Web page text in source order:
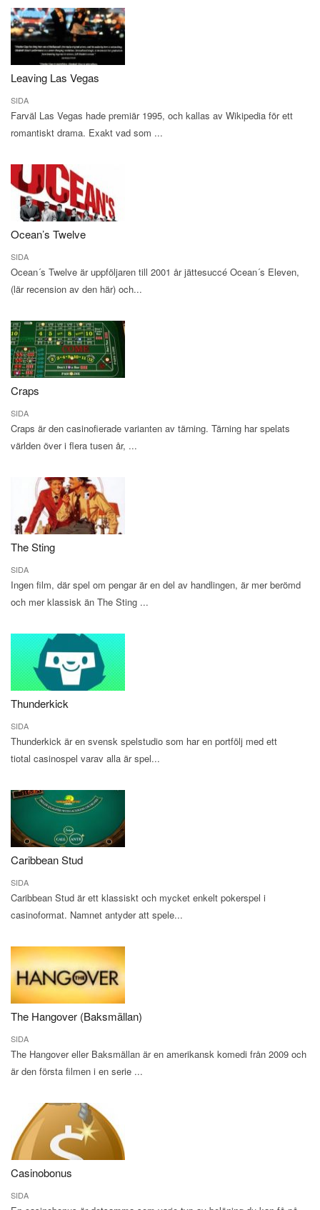
Leaving Las Vegas
SIDA
Farväl Las Vegas hade premiär 1995, och kallas av Wikipedia för ett
romantiskt drama. Exakt vad som ...
Ocean’s Twelve
SIDA
Ocean´s Twelve är uppföljaren till 2001 år jättesuccé Ocean´s Eleven,
(lär recension av den här) och...
Craps
SIDA
Craps är den casinofierade varianten av tärning. Tärning har spelats
världen över i flera tusen år, ...
The Sting
SIDA
Ingen film, där spel om pengar är en del av handlingen, är mer berömd
och mer klassisk än The Sting ...
Thunderkick
SIDA
Thunderkick är en svensk spelstudio som har en portfölj med ett
tiotal casinospel varav alla är spel...
Caribbean Stud
SIDA
Caribbean Stud är ett klassiskt och mycket enkelt pokerspel i
casinoformat. Namnet antyder att spele...
The Hangover (Baksmällan)
SIDA
The Hangover eller Baksmällan är en amerikansk komedi från 2009 och
är den första filmen i en serie ...
Casinobonus
SIDA